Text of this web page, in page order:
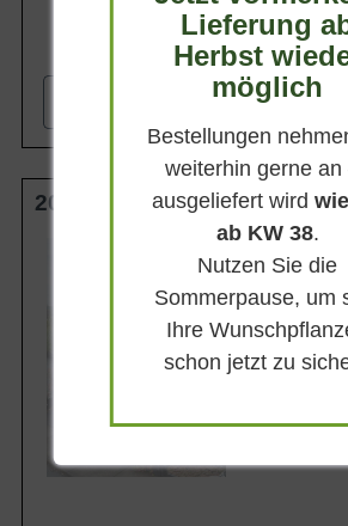
200 x 100 x 40 cm in PVC
200 cm
ca. 40 cm
Lieferung
Herbst
möglich
Bestellungen
weiterhin gerne
ausgeliefert wird
ab KW 38.
Nutzen Sie die
Sommerpause, um
Ihre
schon jetzt zu